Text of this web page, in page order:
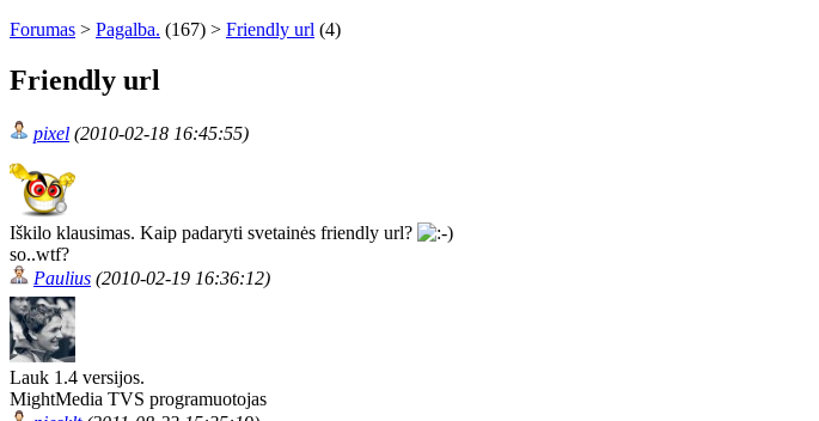
Forumas > Pagalba. (167) > Friendly url (4)
Friendly url
pixel (2010-02-18 16:45:55)
Iškilo klausimas. Kaip padaryti svetainės friendly url?
so..wtf?
Paulius (2010-02-19 16:36:12)
Lauk 1.4 versijos.
MightMedia TVS programuotojas